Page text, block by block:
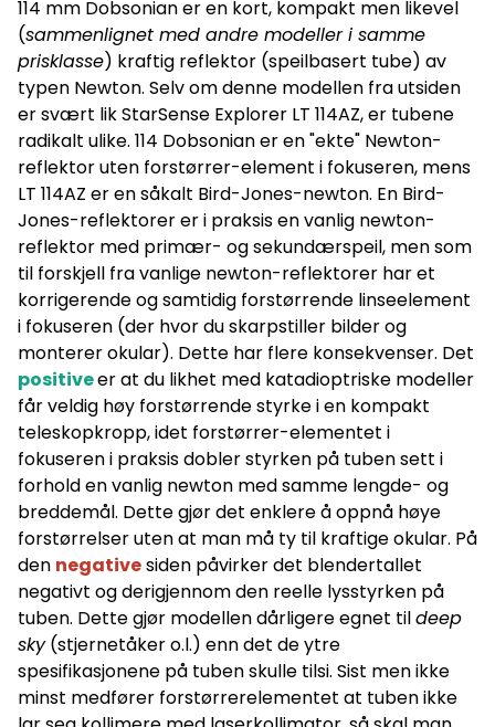
114 mm Dobsonian er en kort, kompakt men likevel
(sammenlignet med andre modeller i samme
prisklasse) kraftig reflektor (speilbasert tube) av
typen Newton. Selv om denne modellen fra utsiden
er svært lik StarSense Explorer LT 114AZ, er tubene
radikalt ulike. 114 Dobsonian er en "ekte" Newton-
reflektor uten forstørrer-element i fokuseren, mens
LT 114AZ er en såkalt Bird-Jones-newton. En Bird-
Jones-reflektorer er i praksis en vanlig newton-
reflektor med primær- og sekundærspeil, men som
til forskjell fra vanlige newton-reflektorer har et
korrigerende og samtidig forstørrende linseelement
i fokuseren (der hvor du skarpstiller bilder og
monterer okular). Dette har flere konsekvenser. Det
positiveer at du likhet med katadioptriske modeller
får veldig høy forstørrende styrke i en kompakt
teleskopkropp, idet forstørrer-elementet i
fokuseren i praksis dobler styrken på tuben sett i
forhold en vanlig newton med samme lengde- og
breddemål. Dette gjør det enklere å oppnå høye
forstørrelser uten at man må ty til kraftige okular. På
den negativesiden påvirker det blendertallet
negativt og derigjennom den reelle lysstyrken på
tuben. Dette gjør modellen dårligere egnet tildeep
sky(stjernetåker o.l.) enn det de ytre
spesifikasjonene på tuben skulle tilsi. Sist men ikke
minst medfører forstørrerelementet at tuben ikke